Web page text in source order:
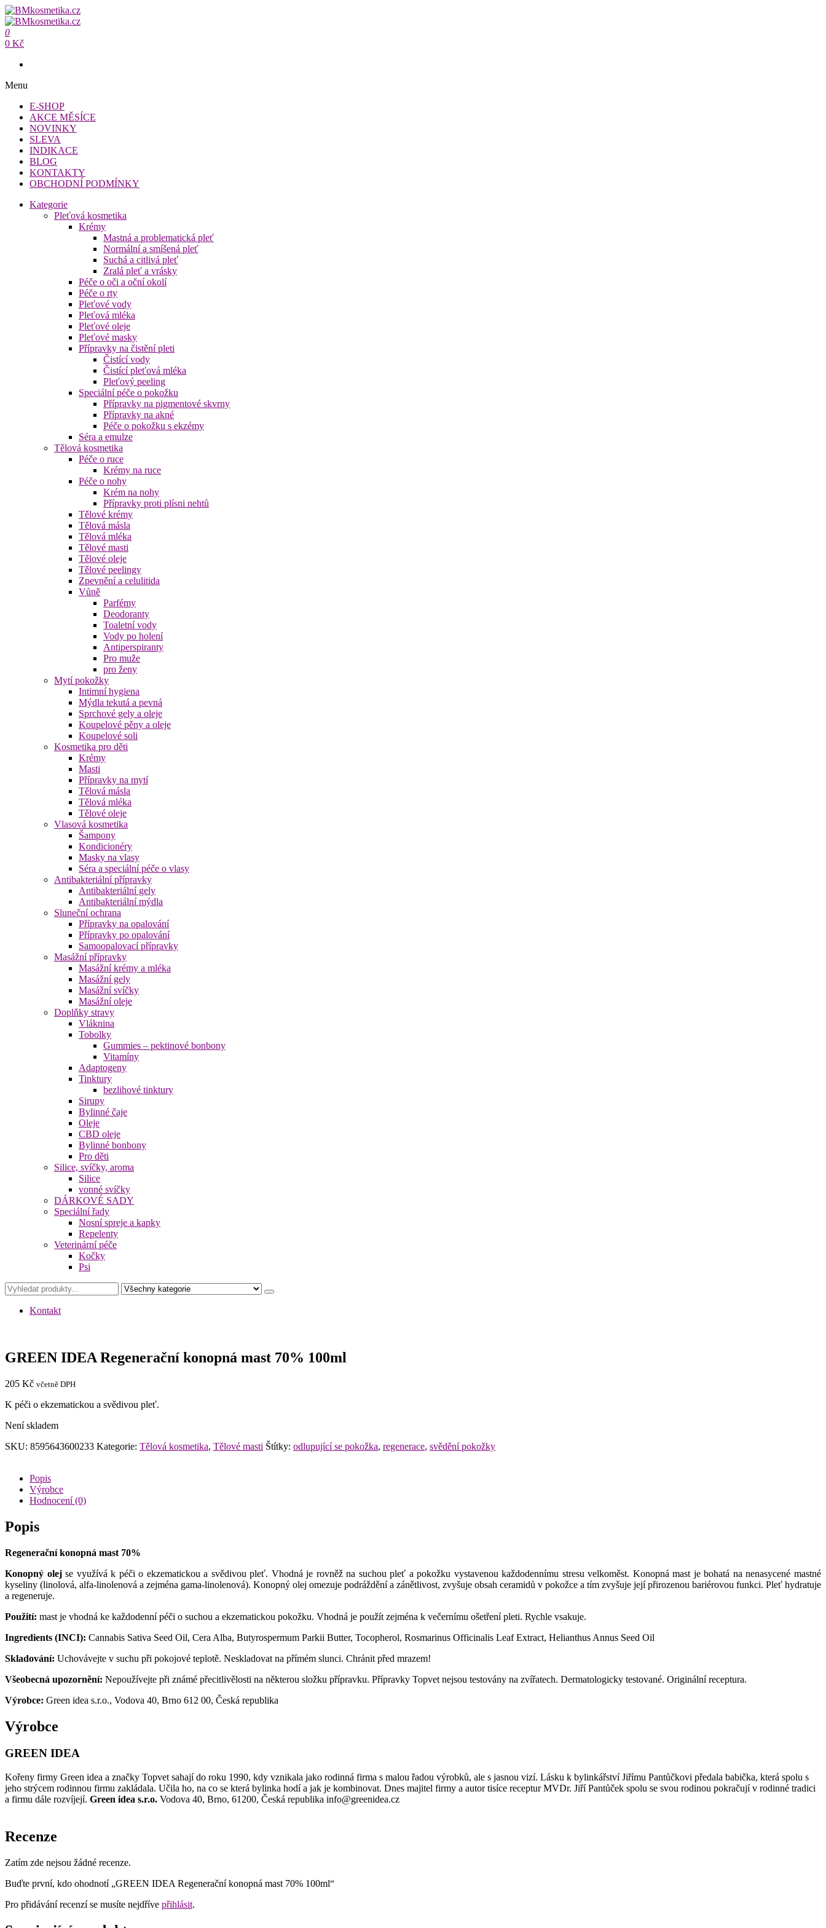
Přeskočit
na
obsah
BMkosmetika.cz
BMkosmetika.cz
0
0 Kč
Menu
E-SHOP
AKCE MĚSÍCE
NOVINKY
SLEVA
INDIKACE
BLOG
KONTAKTY
OBCHODNÍ PODMÍNKY
Kategorie
Pleťová kosmetika
Krémy
Mastná a problematická pleť
Normální a smíšená pleť
Suchá a citlivá pleť
Zralá pleť a vrásky
Péče o oči a oční okolí
Péče o rty
Pleťové vody
Pleťová mléka
Pleťové oleje
Pleťové masky
Přípravky na čistění pleti
Čistící vody
Čistící pleťová mléka
Pleťový peeling
Speciální péče o pokožku
Přípravky na pigmentové skvrny
Přípravky na akné
Péče o pokožku s ekzémy
Séra a emulze
Tělová kosmetika
Péče o ruce
Krémy na ruce
Péče o nohy
Krém na nohy
Přípravky proti plísni nehtů
Tělové krémy
Tělová másla
Tělová mléka
Tělové masti
Tělové oleje
Tělové peelingy
Zpevnění a celulitida
Vůně
Parfémy
Deodoranty
Toaletní vody
Vody po holení
Antiperspiranty
Pro muže
pro ženy
Mytí pokožky
Intimní hygiena
Mýdla tekutá a pevná
Sprchové gely a oleje
Koupelové pěny a oleje
Koupelové soli
Kosmetika pro děti
Krémy
Masti
Přípravky na mytí
Tělová másla
Tělová mléka
Tělové oleje
Vlasová kosmetika
Šampony
Kondicionéry
Masky na vlasy
Séra a speciální péče o vlasy
Antibakteriální přípravky
Antibakteriální gely
Antibakteriální mýdla
Sluneční ochrana
Přípravky na opalování
Přípravky po opalování
Samoopalovací přípravky
Masážní přípravky
Masážní krémy a mléka
Masážní gely
Masážní svíčky
Masážní oleje
Doplňky stravy
Vláknina
Tobolky
Gummies – pektinové bonbony
Vitamíny
Adaptogeny
Tinktury
bezlihové tinktury
Sirupy
Bylinné čaje
Oleje
CBD oleje
Bylinné bonbony
Pro děti
Silice, svíčky, aroma
Silice
vonné svíčky
DÁRKOVÉ SADY
Speciální řady
Nosní spreje a kapky
Repelenty
Veterinární péče
Kočky
Psi
Kontakt
GREEN IDEA Regenerační konopná mast 70% 100ml
205 Kč včetně DPH
K péči o ekzematickou a svědivou pleť.
Není skladem
SKU: 8595643600233 Kategorie: Tělová kosmetika, Tělové masti Štítky: odlupující se pokožka, regenerace, svědění pokožky
Popis
Výrobce
Hodnocení (0)
Popis
Regenerační konopná mast 70%
Konopný olejse využívá k péči o ekzematickou a svědivou pleť. Vhodná je rovněž na suchou pleť a pokožku vystavenou každodennímu stresu velkoměst. Konopná mast je bohatá na nenasycené mastné
kyseliny (linolová, alfa-linolenová a zejména gama-linolenová). Konopný olej omezuje podráždění a zánětlivost, zvyšuje obsah ceramidů v pokožce a tím zvyšuje její přirozenou bariérovou funkci. Pleť hydratuje
a regeneruje.
Použití: mast je vhodná ke každodenní péči o suchou a ekzematickou pokožku. Vhodná je použít zejména k večernímu ošetření pleti. Rychle vsakuje.
Ingredients (INCI): Cannabis Sativa Seed Oil, Cera Alba, Butyrospermum Parkii Butter, Tocopherol, Rosmarinus Officinalis Leaf Extract, Helianthus Annus Seed Oil
Skladování: Uchovávejte v suchu při pokojové teplotě. Neskladovat na přímém slunci. Chránit před mrazem!
Všeobecná upozornění: Nepoužívejte při známé přecitlivělosti na některou složku přípravku. Přípravky Topvet nejsou testovány na zvířatech. Dermatologicky testované. Originální receptura.
Výrobce: Green idea s.r.o., Vodova 40, Brno 612 00, Česká republika
Výrobce
GREEN IDEA
Kořeny firmy Green idea a značky Topvet sahají do roku 1990, kdy vznikala jako rodinná firma s malou řadou výrobků, ale s jasnou vizí. Lásku k bylinkářství Jiřímu Pantůčkovi předala babička, která spolu s
jeho strýcem rodinnou firmu zakládala. Učila ho, na co se která bylinka hodí a jak je kombinovat. Dnes majitel firmy a autor tisíce receptur MVDr. Jiří Pantůček spolu se svou rodinou pokračují v rodinné tradici
a firmu dále rozvíjejí. Green idea s.r.o. Vodova 40, Brno, 61200, Česká republika info@greenidea.cz
Recenze
Zatím zde nejsou žádné recenze.
Buďte první, kdo ohodnotí „GREEN IDEA Regenerační konopná mast 70% 100ml“
Pro přidávání recenzí se musíte nejdříve přihlásit.